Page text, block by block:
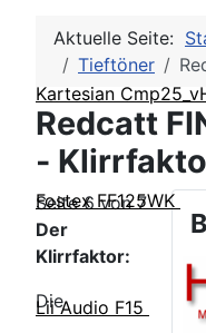
Kartesian
Fostex FF125WK
Lii Audio F15
Aktuelle Seite:
Tieftöner
Redcatt
-
Seite 6 von 7
Der
Klirrfaktor:
Die